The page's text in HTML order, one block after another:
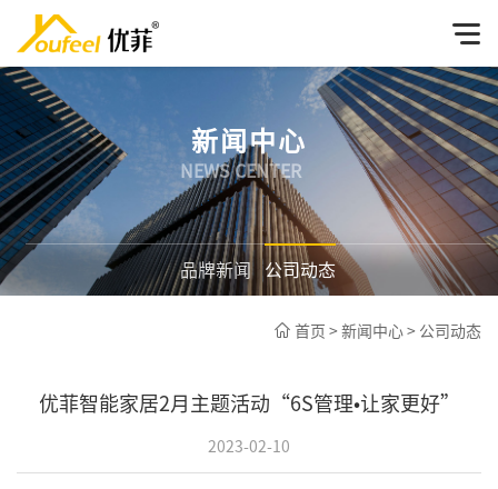
新闻中心
NEWS CENTER
品牌新闻 公司动态
首页 > 新闻中心 > 公司动态
优菲智能家居2月主题活动“6S管理•让家更好”
2023-02-10